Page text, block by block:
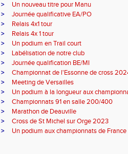
>
Un nouveau titre pour Manu
>
Journée qualificative EA/PO
>
Relais 4x1 tour
>
Relais 4x 1 tour
>
Un podium en Trail court
>
Labélisation de notre club
>
Journée qualification BE/MI
>
Championnat de l'Essonne de cross
>
Meeting de Versailles
>
Un podium à la longueur aux
>
Championnats 91 en salle 200/400
>
Marathon de Deauville
>
Cross de St Michel sur Orge 2023
> Un podium aux championnats de